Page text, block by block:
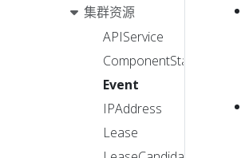
集群资源
APIService
ComponentStatus
Event
IPAddress
Lease